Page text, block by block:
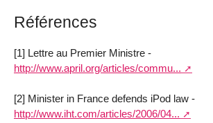
Références
[1] Lettre au Premier Ministre -
http://www.april.org/articles/commu...
[2] Minister in France defends iPod law -
http://www.iht.com/articles/2006/04...